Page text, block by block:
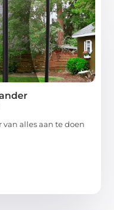
van alles aan te doen